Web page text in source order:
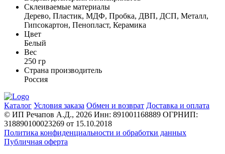
Склеиваемые материалы
Дерево, Пластик, МДФ, Пробка, ДВП, ДСП, Металл,
Гипсокартон, Пенопласт, Керамика
Цвет
Белый
Вес
250 гр
Страна производитель
Россия
Каталог Условия заказа Обмен и возврат Доставка и оплата
© ИП Речапов А.Д., 2026 Инн: 891001168889 ОГРНИП:
318890100023269 от 15.10.2018
Политика конфиденциальности и обработки данных
Публичная оферта